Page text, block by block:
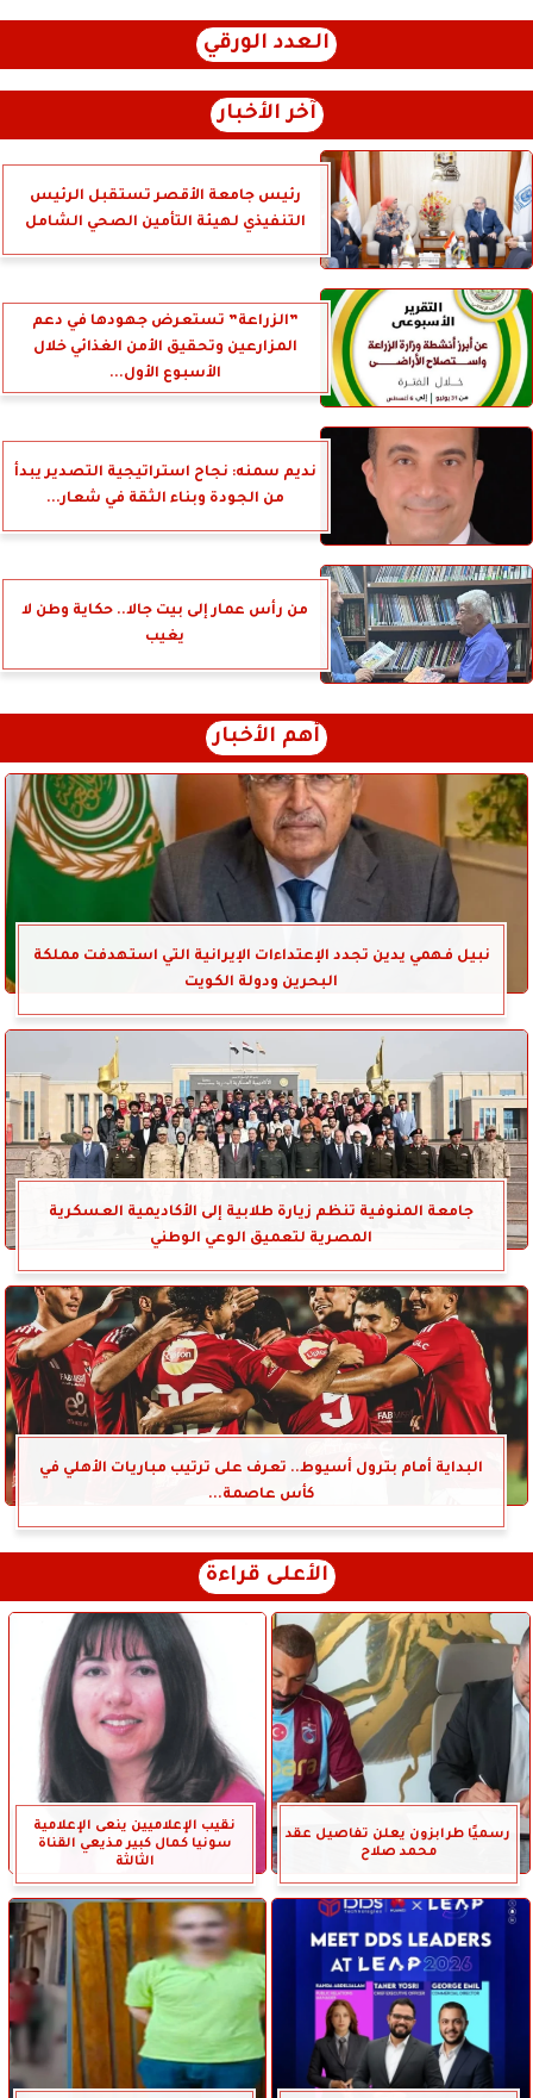
العدد الورقي
آخر الأخبار
رئيس جامعة الأقصر تستقبل الرئيس
التنفيذي لهيئة التأمين الصحي الشامل
”الزراعة” تستعرض جهودها في دعم
المزارعين وتحقيق الأمن الغذائي خلال
الأسبوع الأول...
نديم سمنه: نجاح استراتيجية التصدير يبدأ
من الجودة وبناء الثقة في شعار...
من رأس عمار إلى بيت جالا.. حكاية وطن لا
يغيب
أهم الأخبار
نبيل فهمي يدين تجدد الإعتداءات الإيرانية التي استهدفت مملكة
البحرين ودولة الكويت
جامعة المنوفية تنظم زيارة طلابية إلى الأكاديمية العسكرية
المصرية لتعميق الوعي الوطني
البداية أمام بترول أسيوط.. تعرف على ترتيب مباريات الأهلي في
كأس عاصمة...
الأعلى قراءة
رسميًا طرابزون يعلن تفاصيل عقد
محمد صلاح
نقيب الإعلاميين ينعى الإعلامية
سونيا كمال كبير مذيعي القناة
الثالثة